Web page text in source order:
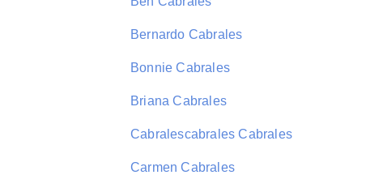
Bernardo Cabrales
Bonnie Cabrales
Briana Cabrales
Cabralescabrales Cabrales
Carmen Cabrales